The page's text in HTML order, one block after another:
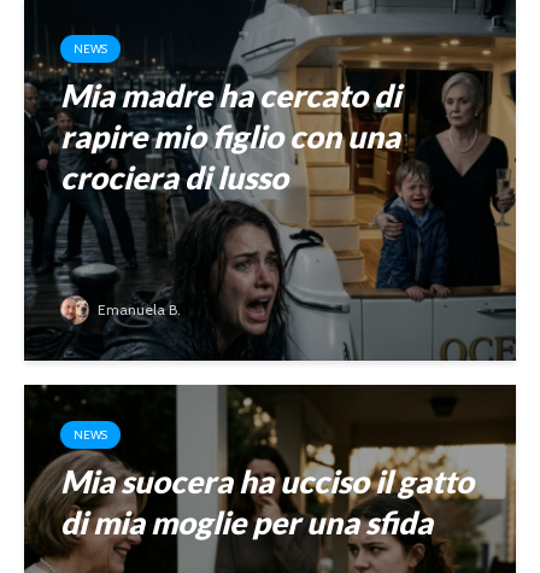
NEWS
Mia madre ha cercato di
rapire mio figlio con una
crociera di lusso
Emanuela B.
NEWS
Mia suocera ha ucciso il gatto
di mia moglie per una sfida